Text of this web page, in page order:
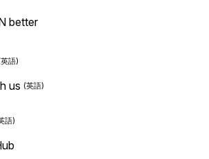
better
us